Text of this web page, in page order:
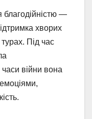
благодійністю —
хворих
турах. Під час
війни вона